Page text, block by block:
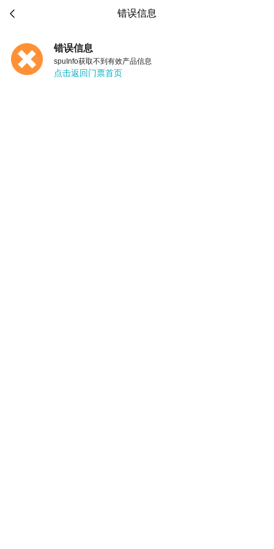
 错误信息
错误信息
spuInfo获取不到有效产品信息
点击返回门票首页